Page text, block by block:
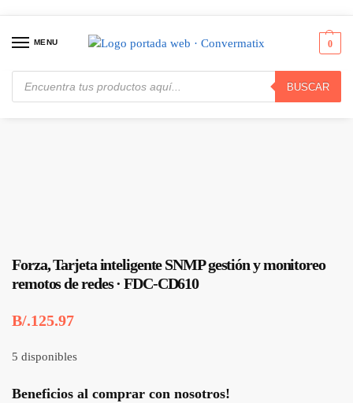
MENU
BUSCAR
0
Inicio / Protección de Poder / Otros / Forza, Tarjeta inteligente SNMP gestión y monitoreo remotos de redes · FDC-CD610
Forza, Tarjeta inteligente SNMP gestión y monitoreo
remotos de redes · FDC-CD610
B/.125.97
5 disponibles
Beneficios al comprar con nosotros!